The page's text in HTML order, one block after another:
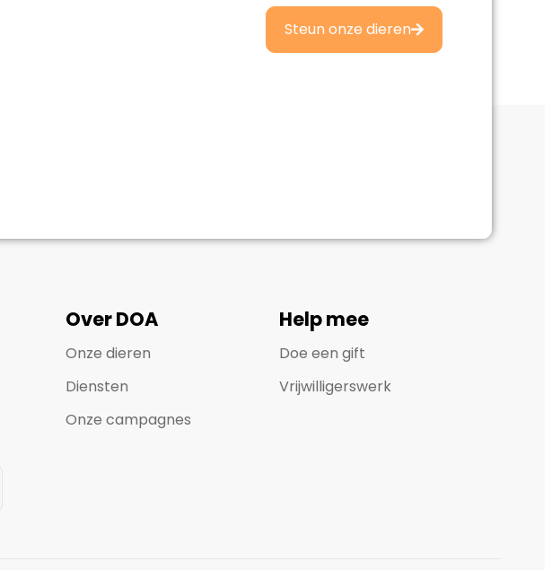
Steun onze dieren
Over DOA
Onze dieren
Diensten
Onze campagnes
Help mee
Doe een gift
Vrijwilligerswerk